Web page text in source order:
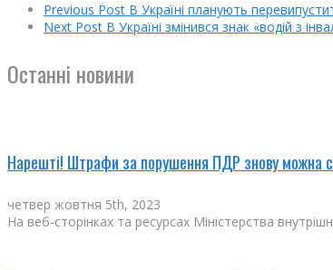
Previous Post В Україні планують
Next Post В Україні змінився знак «водій з
Останні новини
Нарешті! Штрафи за порушення ПДР знову можна
четвер жовтня 5th, 2023
На веб-сторінках та ресурсах Міністерства